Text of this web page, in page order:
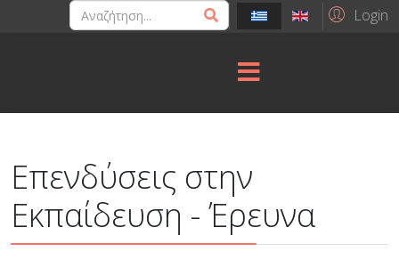
Login
Επενδύσεις στην
Εκπαίδευση - Έρευνα